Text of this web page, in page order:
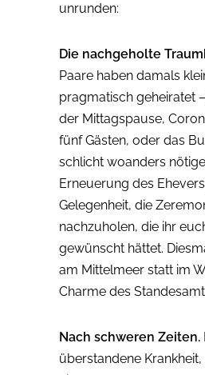
unrunden:
Die nachgeholte
Paare haben damals
pragmatisch geheiratet
der Mittagspause,
fünf Gästen, oder das
schlicht woanders
Erneuerung des
Gelegenheit, die
nachzuholen, die ihr
gewünscht hättet.
am Mittelmeer statt im
Charme des
Nach schweren Zeiten.
überstandene Krankheit,